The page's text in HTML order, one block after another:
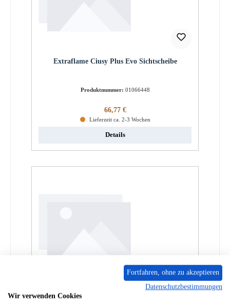
Extraflame Ciusy Plus Evo Sichtscheibe
Produktnummer: 01066448
Regulärer Preis:
66,77 €
Lieferzeit ca. 2-3 Wochen
Details
Extraflame Souvenir Lux Sichtscheibe
Fortfahren, ohne zu akzeptieren
Datenschutzbestimmungen
Wir verwenden Cookies